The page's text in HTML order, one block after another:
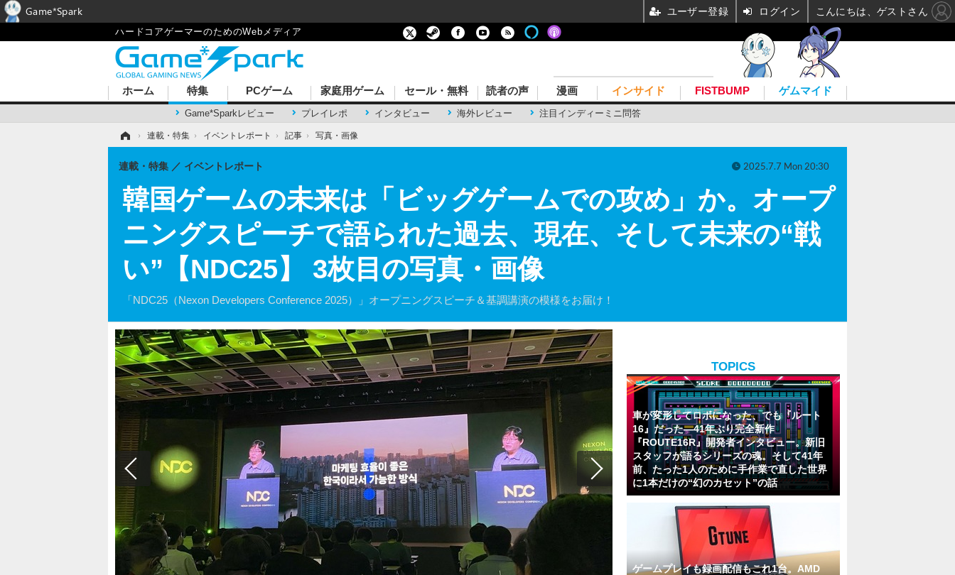
ハードコアゲーマーのためのWebメディア
ホーム 特集
Game*Sparkレビュー プレイレポ インタビュー 海外レビュー 注目インディーミニ問答
PCゲーム 家庭用ゲーム セール・無料 読者の声 漫画 インサイド FISTBUMP ゲムマイド
› 連載・特集 › イベントレポート › 記事 › 写真・画像
韓国ゲームの未来は「ビッグゲームでの攻め」か。オープ
ニングスピーチで語られた過去、現在、そして未来の“戦
い”【NDC25】 3枚目の写真・画像
「NDC25（Nexon Developers Conference 2025）」オープニングスピーチ＆基調講演の模様をお届け！
連載・特集 イベントレポート 2025.7.7 Mon 20:30
TOPICS
車が変形してロボになった、でも『ルート
16』だった―41年ぶり完全新作
『ROUTE16R』開発者インタビュー。新旧
スタッフが語るシリーズの魂。そして41年
前、たった1人のために手作業で直した世界
に1本だけの“幻のカセット”の話
ゲームプレイも録画配信もこれ1台。AMD
Game*Spark ユーザー登録 ログイン こんにちは、ゲストさん